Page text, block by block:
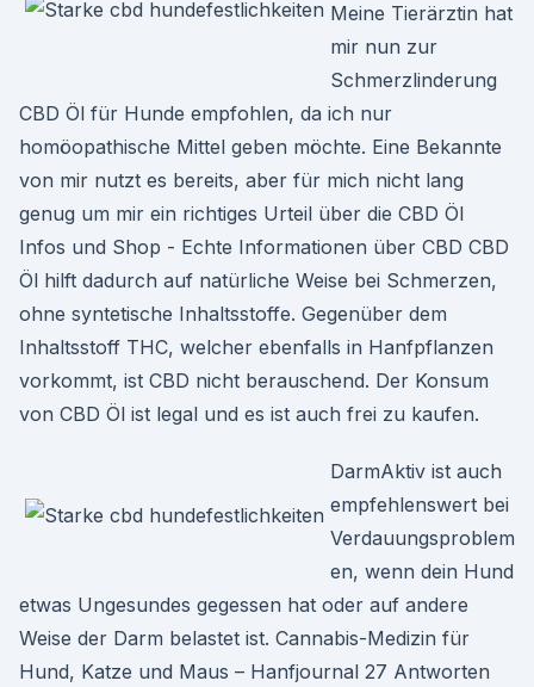
Meine Tierärztin hat
mir nun zur
Schmerzlinderung
CBD Öl für Hunde empfohlen, da ich nur
homöopathische Mittel geben möchte. Eine Bekannte
von mir nutzt es bereits, aber für mich nicht lang
genug um mir ein richtiges Urteil über die CBD Öl
Infos und Shop - Echte Informationen über CBD CBD
Öl hilft dadurch auf natürliche Weise bei Schmerzen,
ohne syntetische Inhaltsstoffe. Gegenüber dem
Inhaltsstoff THC, welcher ebenfalls in Hanfpflanzen
vorkommt, ist CBD nicht berauschend. Der Konsum
von CBD Öl ist legal und es ist auch frei zu kaufen.
DarmAktiv ist auch
empfehlenswert bei
Verdauungsproblem
en, wenn dein Hund
etwas Ungesundes gegessen hat oder auf andere
Weise der Darm belastet ist. Cannabis-Medizin für
Hund, Katze und Maus – Hanfjournal 27 Antworten